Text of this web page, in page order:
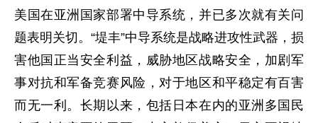
美国在亚洲国家部署中导系统，并已多次就有关问
题表明关切。“堤丰”中导系统是战略进攻性武器，损
害他国正当安全利益，威胁地区战略安全，加剧军
事对抗和军备竞赛风险，对于地区和平稳定有百害
而无一利。长期以来，包括日本在内的亚洲多国民